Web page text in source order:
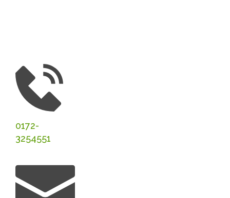
0172-
3254551